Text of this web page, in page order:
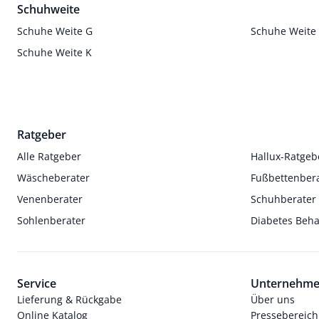
Schuhweite
Schuhe Weite G
Schuhe Weite
Schuhe Weite K
Ratgeber
Alle Ratgeber
Hallux-
Wäscheberater
Venenberater
Schuhberater
Sohlenberater
Diabetes
Service
Lieferung & Rückgabe
Online Katalog
Über uns
Pressebereich